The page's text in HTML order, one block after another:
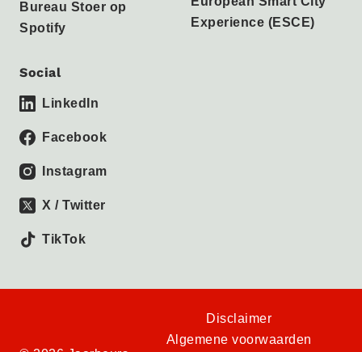
Bureau Stoer op
Spotify
Experience (ESCE)
Social
LinkedIn
Facebook
Instagram
X / Twitter
TikTok
Disclaimer
Algemene voorwaarden